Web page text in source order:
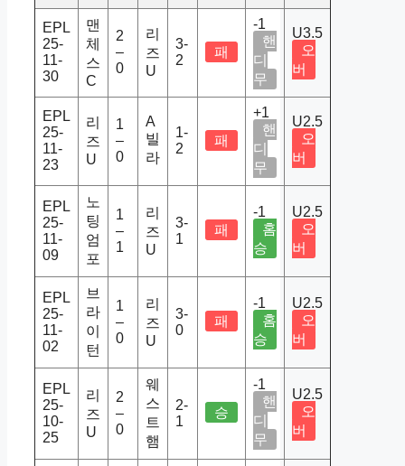
EPL
25-
11-
30
맨
체
스
C
2
–
0
리
즈
U
3-
2
패
-1
핸
디
무
U3.5
오
버
EPL
25-
11-
23
리
즈
U
1
–
0
A
빌
라
1-
2
패
+1
핸
디
무
U2.5
오
버
EPL
25-
11-
09
노
팅
엄
포
1
–
1
리
즈
U
3-
1
패
-1
홈
승
U2.5
오
버
EPL
25-
11-
02
브
라
이
턴
1
–
0
리
즈
U
3-
0
패
-1
홈
승
U2.5
오
버
EPL
25-
10-
25
리
즈
U
2
–
0
웨
스
트
햄
2-
1
승
-1
핸
디
무
U2.5
오
버